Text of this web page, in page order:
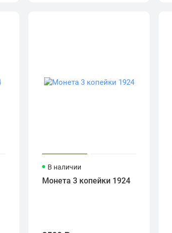
В наличии
Монета 3 копейки 1924